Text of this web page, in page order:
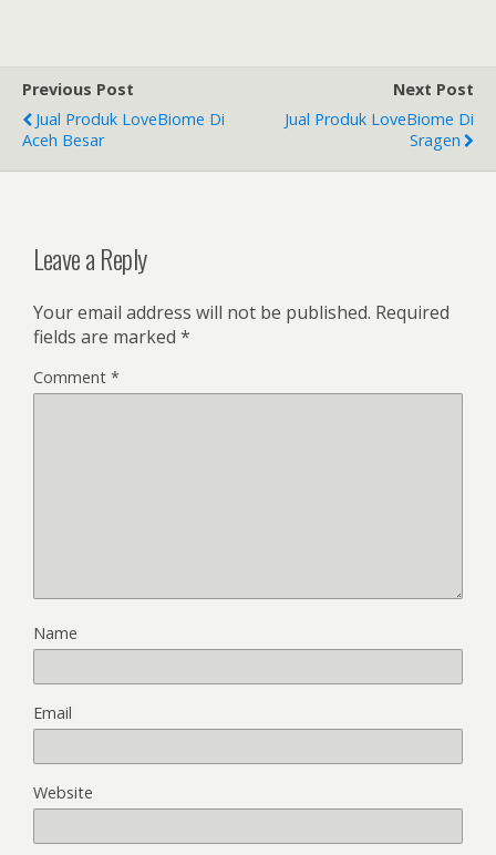
Previous Post
Jual Produk LoveBiome Di
Aceh Besar
Next Post
Jual Produk LoveBiome Di
Sragen
Leave a Reply
Your email address will not be published. Required
fields are marked *
Comment *
Name
Email
Website